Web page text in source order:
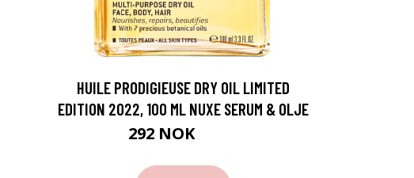
HUILE PRODIGIEUSE DRY OIL LIMITED
EDITION 2022, 100 ML NUXE SERUM & OLJE
292 NOK